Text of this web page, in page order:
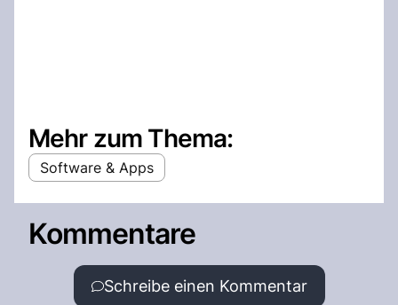
Mehr zum Thema:
Software & Apps
Kommentare
Schreibe einen Kommentar